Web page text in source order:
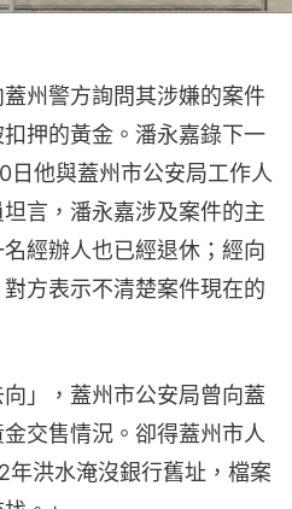
州警方詢問其涉嫌的案件
押的黃金。潘永嘉錄下一
他與蓋州市公安局工作人
言，潘永嘉涉及案件的主
經辦人也已經退休；經向
方表示不清楚案件現在的
」，蓋州市公安局曾向蓋
交售情況。卻得蓋州市人
年洪水淹沒銀行舊址，檔案